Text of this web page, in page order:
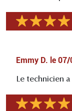
Emmy D. le 07/
Le technicien